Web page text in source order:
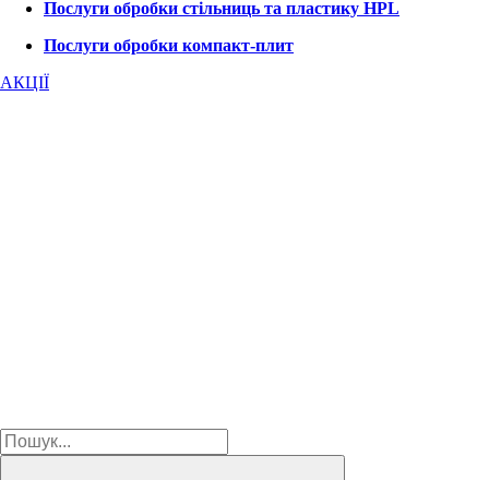
Послуги обробки стільниць та пластику HPL
Послуги обробки компакт-плит
АКЦІЇ